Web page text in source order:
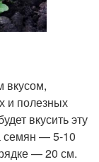
вкусом,
и полезных
вкусить эту
семян — 5-10
— 20 см.